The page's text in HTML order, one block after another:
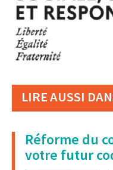
LIRE AUSSI
Réforme du
votre futur